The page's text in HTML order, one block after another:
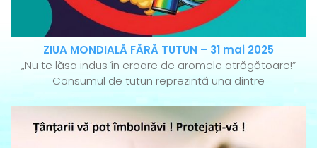
ZIUA MONDIALĂ FĂRĂ TUTUN – 31 mai 2025
„Nu te lăsa indus în eroare de aromele atrăgătoare!”
Consumul de tutun reprezintă una dintre